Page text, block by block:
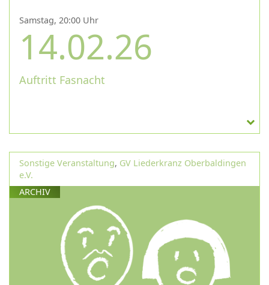
Samstag, 20:00 Uhr
14.02.26
Auftritt Fasnacht
Sonstige Veranstaltung, GV Liederkranz Oberbaldingen
e.V.
ARCHIV